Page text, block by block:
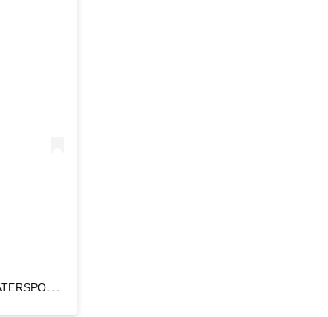
UNA
PUBLICACIÓN COMPARTIDA DE WATERSPORTS CAR (@WATERSPORTSCAR)